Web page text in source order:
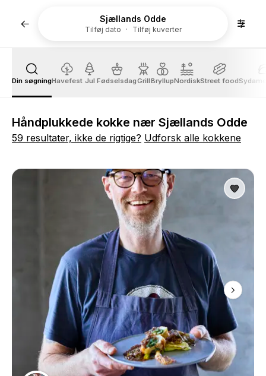
Sjællands Odde
Tilføj dato Tilføj kuverter
Din søgningHavefest Jul FødselsdagGrillBryllupNordiskStreet food
Håndplukkede kokke nær Sjællands Odde
59 resultater, ikke de rigtige? Udforsk alle kokkene